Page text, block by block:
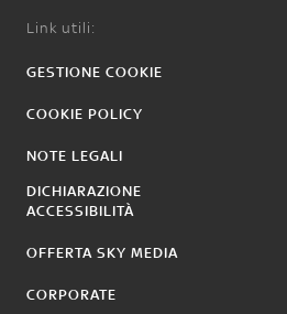
Link utili:
GESTIONE COOKIE
COOKIE POLICY
NOTE LEGALI
DICHIARAZIONE
ACCESSIBILITÀ
OFFERTA SKY MEDIA
CORPORATE